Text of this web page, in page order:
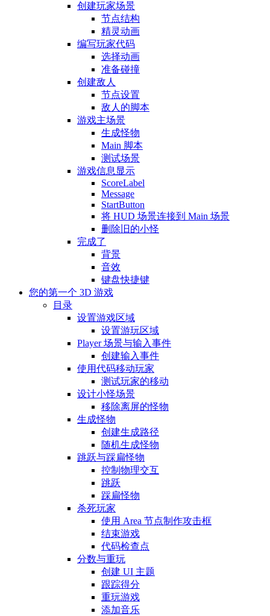
创建玩家场景
节点结构
精灵动画
编写玩家代码
选择动画
准备碰撞
创建敌人
节点设置
敌人的脚本
游戏主场景
生成怪物
Main 脚本
测试场景
游戏信息显示
ScoreLabel
Message
StartButton
将 HUD 场景连接到 Main 场景
删除旧的小怪
完成了
背景
音效
键盘快捷键
您的第一个 3D 游戏
目录
设置游戏区域
设置游玩区域
Player 场景与输入事件
创建输入事件
使用代码移动玩家
测试玩家的移动
设计小怪场景
移除离屏的怪物
生成怪物
创建生成路径
随机生成怪物
跳跃与踩扁怪物
控制物理交互
跳跃
踩扁怪物
杀死玩家
使用 Area 节点制作攻击框
结束游戏
代码检查点
分数与重玩
创建 UI 主题
跟踪得分
重玩游戏
添加音乐